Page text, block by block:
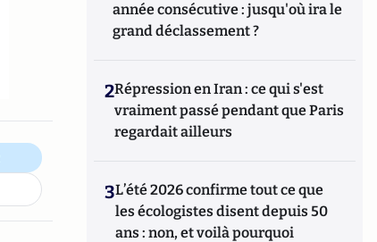
année consécutive : jusqu'où ira le
grand déclassement ?
2Répression en Iran : ce qui s'est
vraiment passé pendant que Paris
regardait ailleurs
3L’été 2026 confirme tout ce que
les écologistes disent depuis 50
ans : non, et voilà pourquoi